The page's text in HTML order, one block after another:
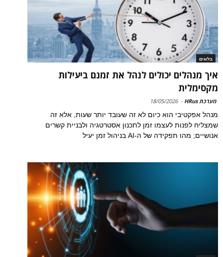
בלוגים
איך מנהלים יכולים לנהל את זמנם ביעילות
מקסימלית
מערכת HRus -
18/05/2026
מנהל אפקטיבי הוא כיום לא זה שעובד יותר שעות, אלא זה
שמצליח לפנות לעצמו זמן לתכנון אסטרטגיה ולבניית קשרים
אנושיים; מהו תפקידה של ה-AI בניהול זמן יעיל